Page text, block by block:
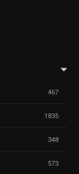
467
1835
348
573